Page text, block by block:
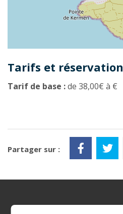
Tarifs et réservation
Tarif de base :de 38,00€ à €
Partager sur :